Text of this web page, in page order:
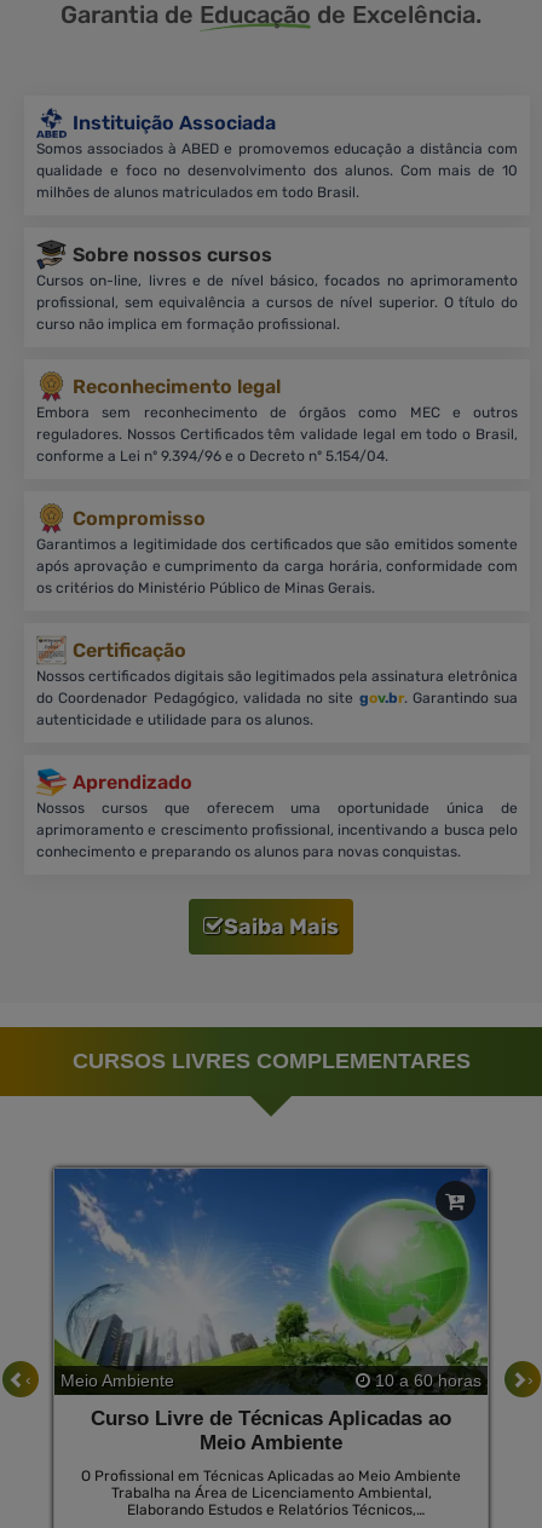
Garantia de Educação de Excelência.
Instituição Associada
Somos associados à ABED e promovemos educação a distância com
qualidade e foco no desenvolvimento dos alunos. Com mais de 10
milhões de alunos matriculados em todo Brasil.
Sobre nossos cursos
Cursos on-line, livres e de nível básico, focados no aprimoramento
profissional, sem equivalência a cursos de nível superior. O título do
curso não implica em formação profissional.
Reconhecimento legal
Embora sem reconhecimento de órgãos como MEC e outros
reguladores. Nossos Certificados têm validade legal em todo o Brasil,
conforme a Lei nº 9.394/96 e o Decreto nº 5.154/04.
Compromisso
Garantimos a legitimidade dos certificados que são emitidos somente
após aprovação e cumprimento da carga horária, conformidade com
os critérios do Ministério Público de Minas Gerais.
Certificação
Nossos certificados digitais são legitimados pela assinatura eletrônica
do Coordenador Pedagógico, validada no site gov.br. Garantindo sua
autenticidade e utilidade para os alunos.
Aprendizado
Nossos cursos que oferecem uma oportunidade única de
aprimoramento e crescimento profissional, incentivando a busca pelo
conhecimento e preparando os alunos para novas conquistas.
Saiba Mais
CURSOS LIVRES COMPLEMENTARES
Meio Ambiente 10 a 60 horas
Curso Livre de Técnicas Aplicadas ao
Meio Ambiente
O Profissional em Técnicas Aplicadas ao Meio Ambiente
Trabalha na Área de Licenciamento Ambiental,
Elaborando Estudos e Relatórios Técnicos,
‹ ›